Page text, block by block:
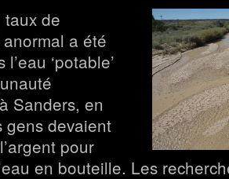
de
a été
‘potable’
Sanders, en
gens devaient
pour
en bouteille. Les